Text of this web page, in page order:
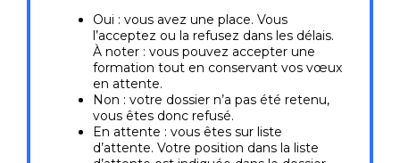
Oui : vous avez une place. Vous
l’acceptez ou la refusez dans les délais.
À noter : vous pouvez accepter une
formation tout en conservant vos vœux
en attente.
Non : votre dossier n’a pas été retenu,
vous êtes donc refusé.
En attente : vous êtes sur liste
d’attente. Votre position dans la liste